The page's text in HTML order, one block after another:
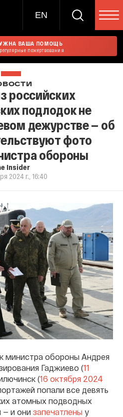
EN
ВАША ПОМОЩЬ
пожертвования
российских
подлодок не
дежурстве — об
фото
обороны
Insider
2024 г., 16:40
министра обороны Андрея
Гаджиево (11
(16 октября 2024
попали все девять
атомных подводных
и они запечатлены у